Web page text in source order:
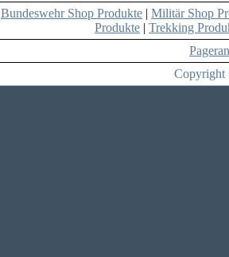
Bundeswehr Shop Produkte | Militär Shop
Produkte | Trekking